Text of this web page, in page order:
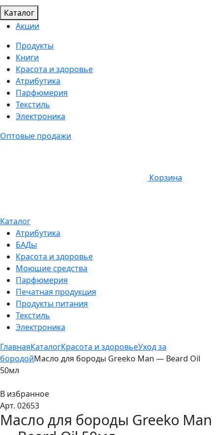
Каталог
Акции
Продукты
Книги
Красота и здоровье
Атрибутика
Парфюмерия
Текстиль
Электроника
Оптовые продажи
Корзина
Каталог
Атрибутика
БАДы
Красота и здоровье
Моющие средства
Парфюмерия
Печатная продукция
Продукты питания
Текстиль
Электроника
ГлавнаяКаталогКрасота и здоровьеУход за
бородойМасло для бороды Greeko Man — Beard Oil
50мл
В избранное
Арт. 02653
Масло для бороды Greeko Man